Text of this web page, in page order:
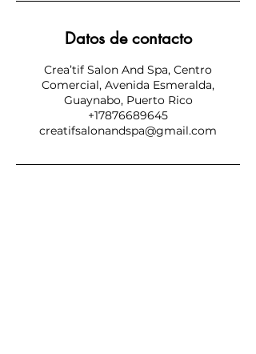
Datos de contacto
Crea’tif Salon And Spa, Centro
Comercial, Avenida Esmeralda,
Guaynabo, Puerto Rico
+17876689645
creatifsalonandspa@gmail.com